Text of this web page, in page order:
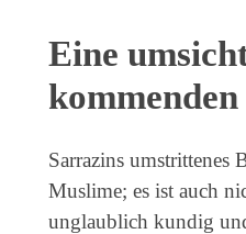
Eine
Sarrazins umstrittenes
Muslime; es ist auch
unglaublich kundig